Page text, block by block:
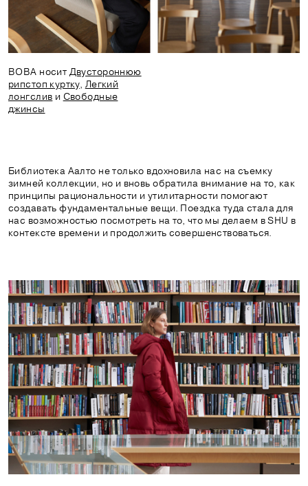
ВОВА носит Двустороннюю
рипстоп куртку, Легкий
лонгслив и Свободные
джинсы
Библиотека Аалто не только вдохновила нас на съемку
зимней коллекции, но и вновь обратила внимание на то, как
принципы рациональности и утилитарности помогают
создавать фундаментальные вещи. Поездка туда стала для
нас возможностью посмотреть на то, что мы делаем в SHU в
контексте времени и продолжить совершенствоваться.